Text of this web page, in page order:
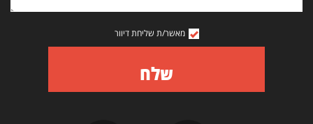
מאשר/ת שליחת דיוור
שלח